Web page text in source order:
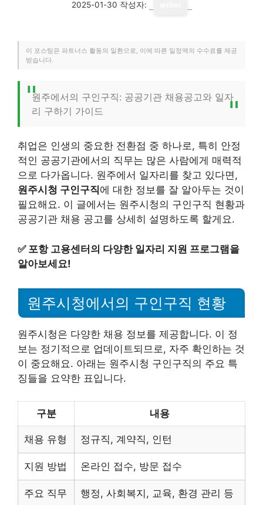
2025-01-30 작성자:
이 포스팅은 파트너스 활동의 일환으로, 이에 따른 일정액의 수수료를 제공
받습니다.
원주에서의 구인구직: 공공기관 채용공고와 일자
리 구하기 가이드
취업은 인생의 중요한 전환점 중 하나로, 특히 안정
적인 공공기관에서의 직무는 많은 사람에게 매력적
으로 다가옵니다. 원주에서 일자리를 찾고 있다면,
원주시청 구인구직에 대한 정보를 잘 알아두는 것이
필요해요. 이 글에서는 원주시청의 구인구직 현황과
공공기관 채용 공고를 상세히 설명하도록 할게요.
✅ 포항 고용센터의 다양한 일자리 지원 프로그램을
알아보세요!
원주시청에서의 구인구직 현황
원주시청은 다양한 채용 정보를 제공합니다. 이 정
보는 정기적으로 업데이트되므로, 자주 확인하는 것
이 중요해요. 아래는 원주시청 구인구직의 주요 특
징들을 요약한 표입니다.
구분 내용
채용 유형 정규직, 계약직, 인턴
지원 방법 온라인 접수, 방문 접수
주요 직무 행정, 사회복지, 교육, 환경 관리 등